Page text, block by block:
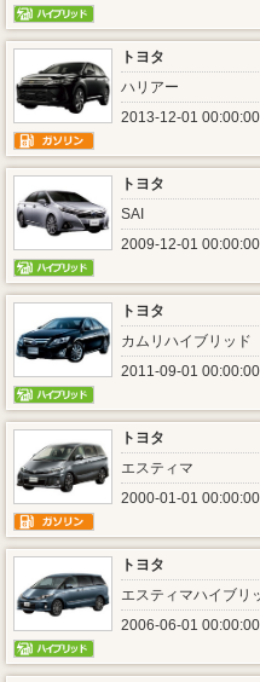
トヨタ
ハリアー
2013-12-01
トヨタ
SAI
2009-12-01
トヨタ
カムリハイブリッド
2011-09-01
トヨタ
エスティマ
2000-01-01
トヨタ
エスティマハイブリ
2006-06-01